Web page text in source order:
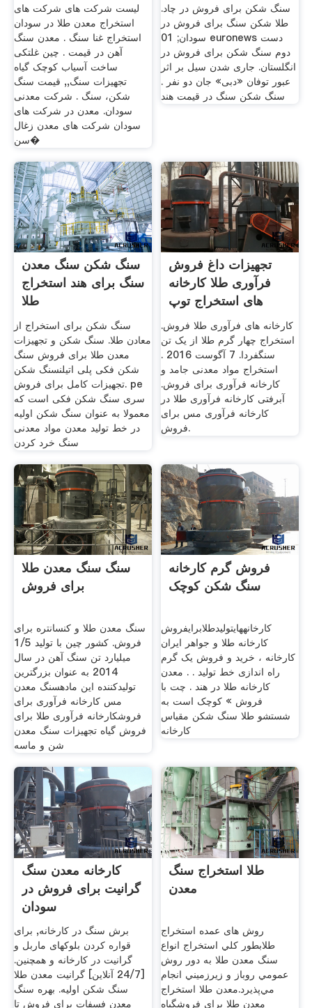
لیست شرکت های شرکت های
استخراج معدن طلا در سودان
استخراج غنا سنگ . معدن سنگ
آهن در قیمت . چین غلتکی
ساخت آسیاب کوچک گیاه
تجهیزات سنگ,, قیمت سنگ
شکن، سنگ . شرکت معدنی
سودان. معدن در شرکت های
سودان شرکت های معدن زغال
سن�
سنگ شکن برای فروش در چاد.
طلا شکن سنگ برای فروش در
سودان; 01 euronews دست
دوم سنگ شکن برای فروش در
انگلستان. جاری شدن سیل بر اثر
عبور توفان «دبی» جان دو نفر .
سنگ شکن سنگ در قیمت هند
سنگ شکن سنگ معدن
سنگ برای هند استخراج
طلا
سنگ شکن برای استخراج از
معادن طلا. سنگ شکن و تجهیزات
معدن طلا برای فروش سنگ
شکن فکی پلی اتیلنسنگ شکن
تجهیزات کامل برای فروش. pe
سری سنگ شکن فکی است که
معمولا به عنوان سنگ شکن اولیه
در خط تولید معدن مواد معدنی
سنگ خرد کردن
تجهیزات داغ فروش
فرآوری طلا کارخانه
های استخراج توپ
معدن
کارخانه های فرآوری طلا فروش.
استخراج چهار گرم طلا از یک تن
سنگفردا. 7 آگوست 2016 .
استخراج مواد معدنی جامد و
کارخانه فرآوری برای فروش.
آبرفتی کارخانه فرآوری طلا در
کارخانه فرآوری مس برای
فروش.
سنگ سنگ معدن طلا
برای فروش
سنگ معدن طلا و کنسانتره برای
فروش. کشور چین با تولید 1/5
میلیارد تن سنگ آهن در سال
2014 به عنوان بزرگترین
تولیدکننده این مادهسنگ معدن
مس کارخانه فرآوری برای
فروشکارخانه فرآوری طلا برای
فروش گیاه تجهیزات سنگ معدن
شن و ماسه
فروش گرم کارخانه
سنگ شکن کوچک
کارخانههایتولیدطلابرایفروش
کارخانه طلا و جواهر ایران
کارخانه ، خرید و فروش یک گرم
راه اندازی خط تولید . . معدن
کارخانه طلا در هند . چت با
فروش » کوچک است به
شستشو طلا سنگ شکن مقیاس
کارخانه
کارخانه معدن سنگ
گرانیت برای فروش در
سودان
برش سنگ در کارخانه, برای
قواره کردن بلوکهای ماربل و
گرانیت در کارخانه و همچنین.
[24/7 آنلاین] گرانیت معدن طلا
سنگ شکن اولیه. بهره سنگ
معدن فسفات برای فروش تا
طلا استخراج سنگ
معدن
روش های عمده استخراج
طلابطور كلي استخراج انواع
سنگ معدن طلا به دور روش
عمومي روباز و زيرزميني انجام
مي‌‌پذيرد.معدن طلا استخراج
معدن طلا برای فروشگیاه